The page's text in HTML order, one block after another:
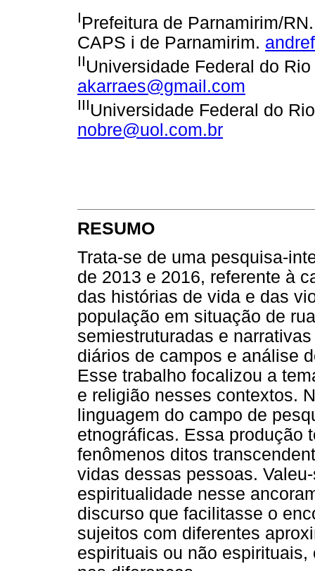
IPrefeitura de Parnamirim/
CAPS i de Parnamirim.
IIUniversidade Federal do
akarraes@gmail.com
IIIUniversidade Federal do
nobre@uol.com.br
RESUMO
Trata-se de uma pesquisa-
de 2013 e 2016, referente à
das histórias de vida e das
população em situação de
semiestruturadas e
diários de campos e análise
Esse trabalho focalizou a
e religião nesses contextos.
linguagem do campo de
etnográficas. Essa produção
fenômenos ditos
vidas dessas pessoas.
espiritualidade nesse
discurso que facilitasse o
sujeitos com diferentes
espirituais ou não